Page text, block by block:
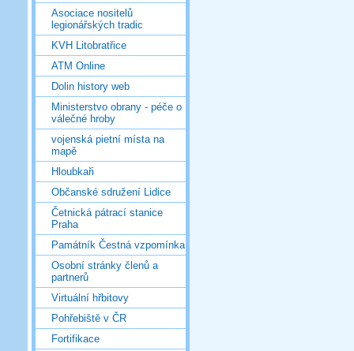
Asociace nositelů
legionářských tradic
KVH Litobratřice
ATM Online
Dolin history web
Ministerstvo obrany - péče o
válečné hroby
vojenská pietní místa na
mapě
Hloubkaři
Občanské sdružení Lidice
Četnická pátrací stanice
Praha
Památník Čestná vzpomínka
Osobní stránky členů a
partnerů
Virtuální hřbitovy
Pohřebiště v ČR
Fortifikace